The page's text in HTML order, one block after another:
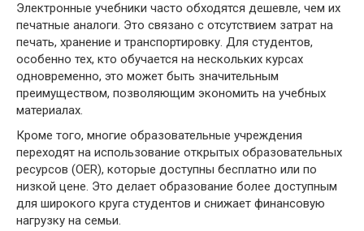
Электронные учебники часто обходятся дешевле, чем их
печатные аналоги. Это связано с отсутствием затрат на
печать, хранение и транспортировку. Для студентов,
особенно тех, кто обучается на нескольких курсах
одновременно, это может быть значительным
преимуществом, позволяющим экономить на учебных
материалах.
Кроме того, многие образовательные учреждения
переходят на использование открытых образовательных
ресурсов (OER), которые доступны бесплатно или по
низкой цене. Это делает образование более доступным
для широкого круга студентов и снижает финансовую
нагрузку на семьи.